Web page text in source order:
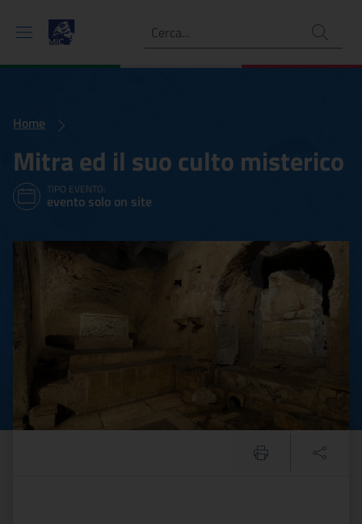
Ricerca
Home
Mitra ed il suo culto misterico
TIPO EVENTO:
evento solo on site
Mitra ed il suo culto